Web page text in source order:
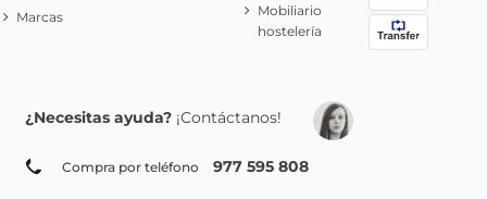
Marcas
Mobiliario
hostelería
¿Necesitas ayuda? ¡Contáctanos!
Compra por teléfono 977 595 808